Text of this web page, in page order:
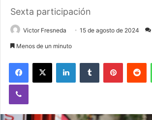
Sexta participación
Victor Fresneda 15 de agosto de 2024
Menos de un minuto